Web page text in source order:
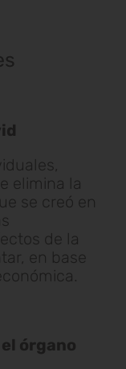
elimina la
se creó en
de la
en base
órgano